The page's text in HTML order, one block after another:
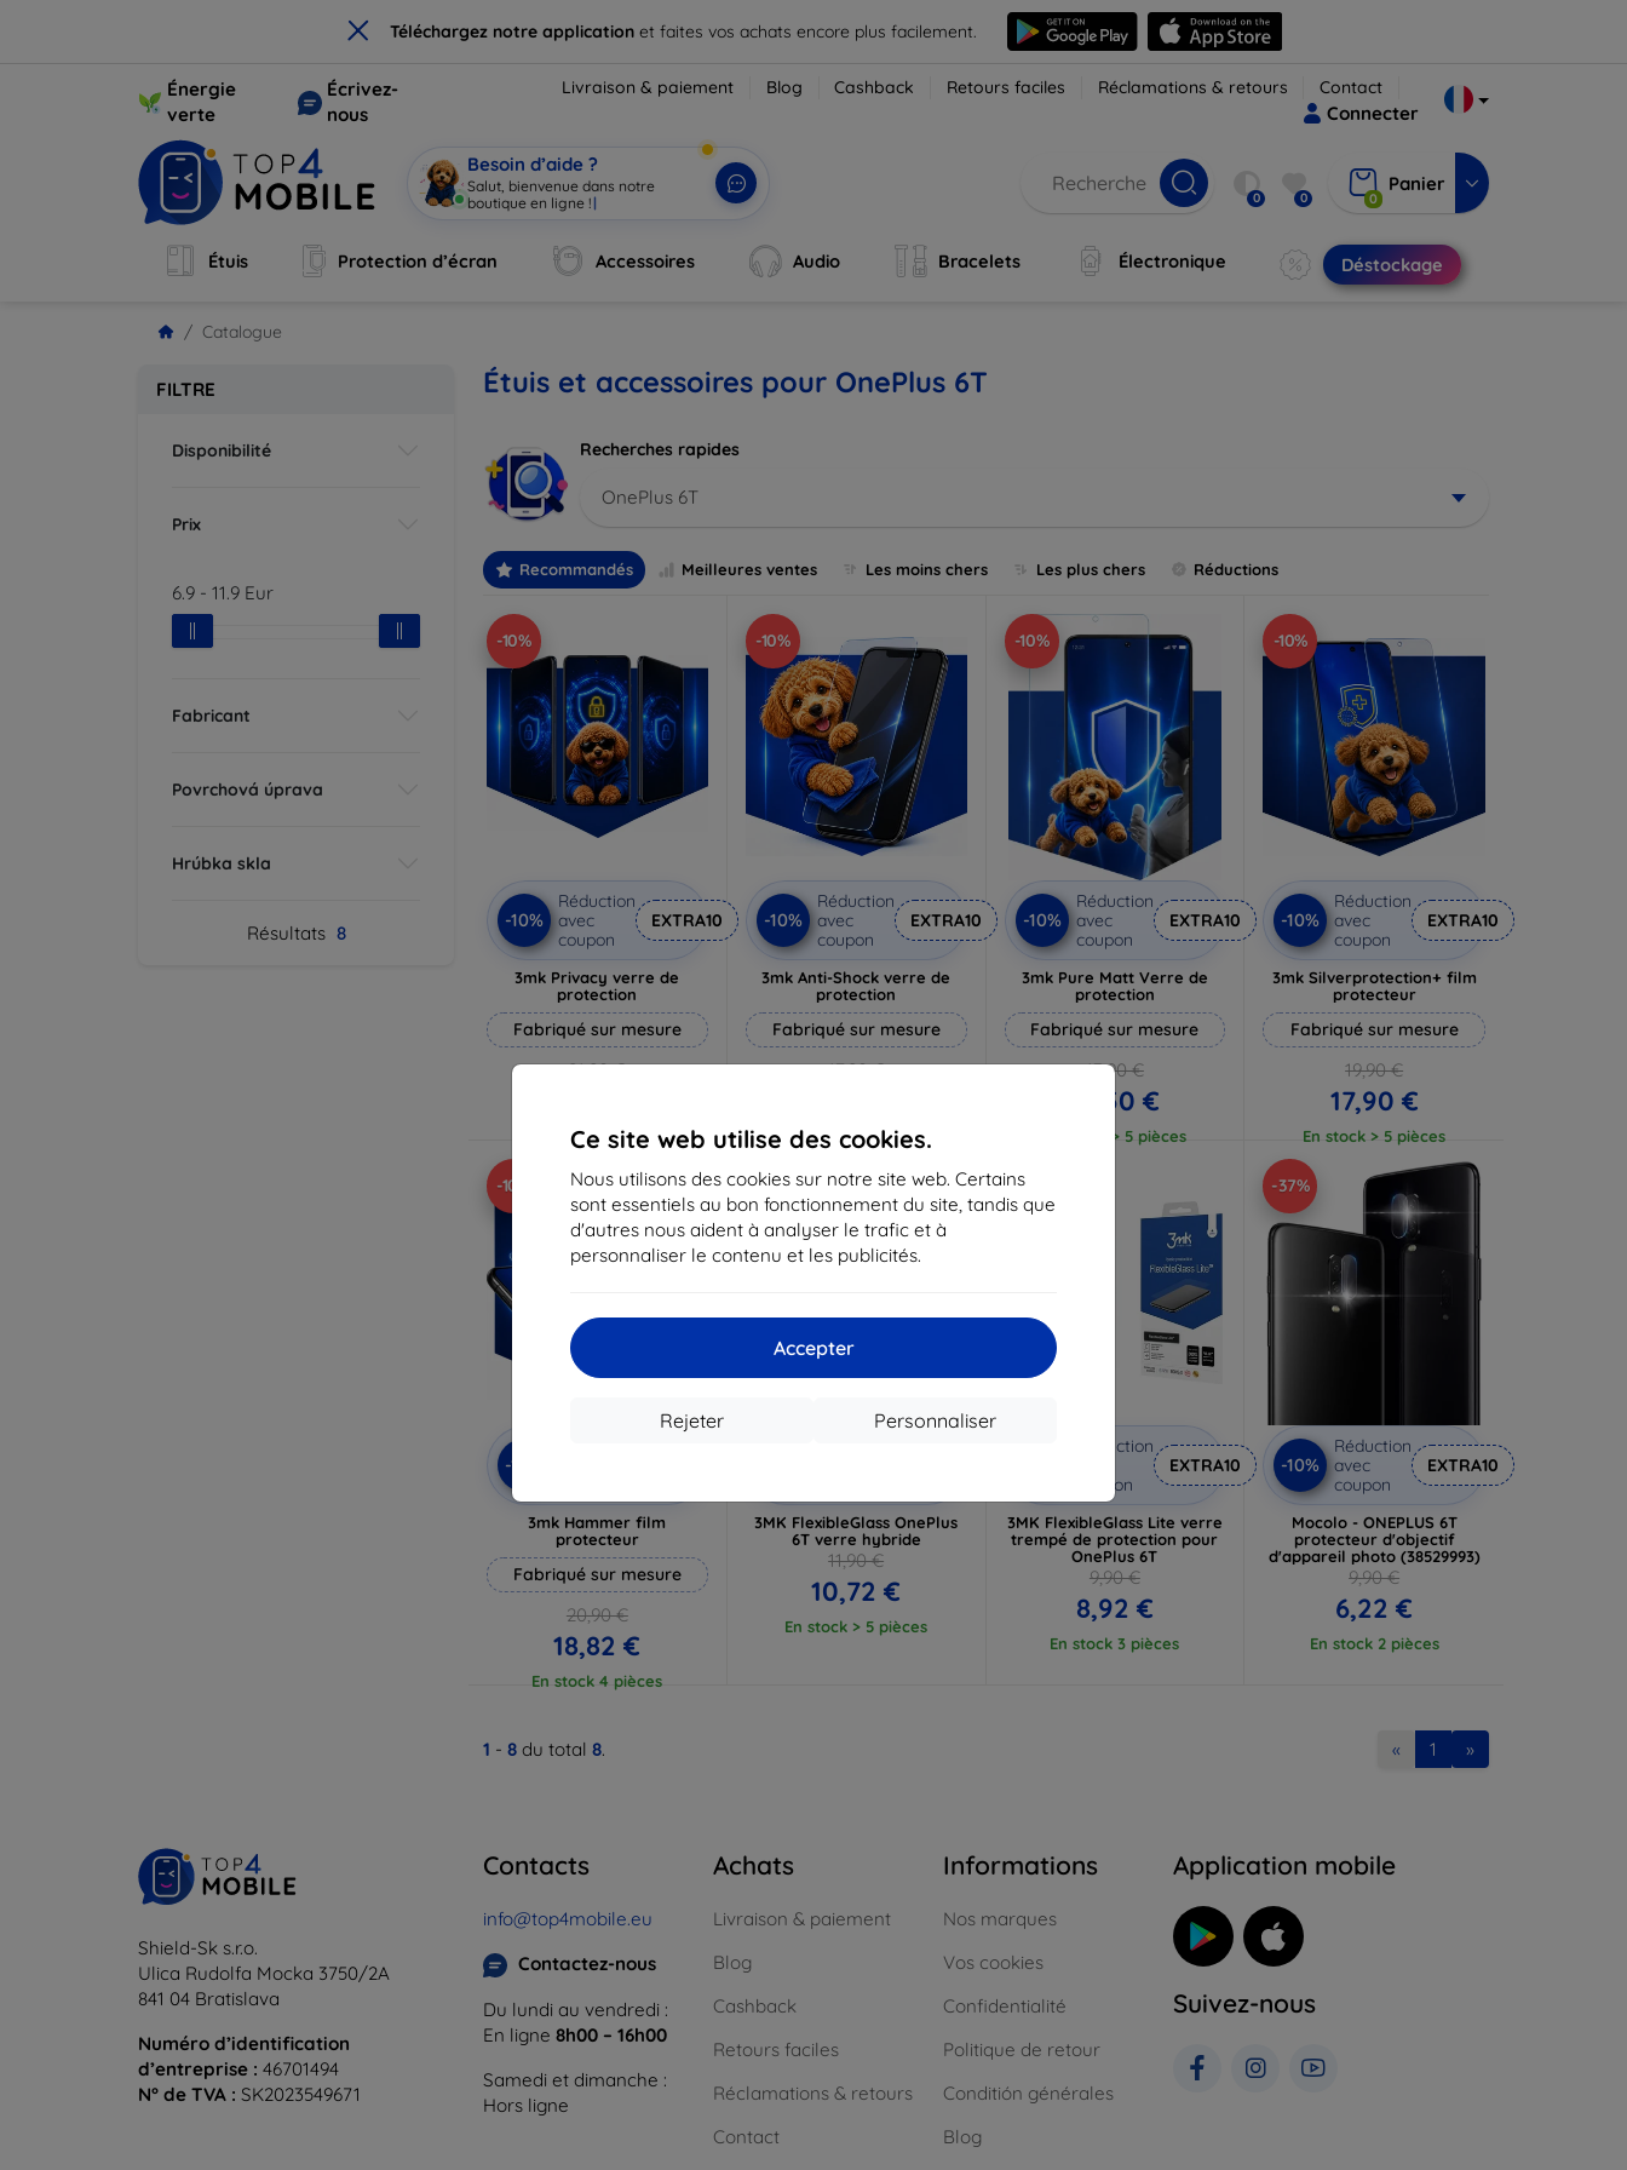
× Téléchargez notre application et faites vos achats encore plus facilement.
Ce site web utilise des cookies.
Nous utilisons des cookies sur notre site web. Certains
sont essentiels au bon fonctionnement du site, tandis que
d'autres nous aident à analyser le trafic et à
personnaliser le contenu et les publicités.
Accepter
Personnaliser
Rejeter
Énergie
verte
Écrivez-
nous
Livraison & paiement Blog Cashback Retours faciles Réclamations & retours Contact
Connecter
Besoin d’aide ?
Salut, bienvenue dans notre
boutique en ligne ! | 0 0 0
Panier
Étuis Protection d’écran Accessoires Audio Bracelets Électronique Déstockage
Catalogue
FILTRE
Disponibilité
Prix
6.9 - 11.9 Eur
Fabricant
Povrchová úprava
Hrúbka skla
Résultats 8
Étuis et accessoires pour OnePlus 6T
Recherches rapides
OnePlus 6T
Recommandés Meilleures ventes Les moins chers Les plus chers Réductions
-10%
-10%
Réduction
avec
coupon
EXTRA10
3mk Privacy verre de
protection
Fabriqué sur mesure
21,90 €
En stock 3 pièces
-10%
-10%
Réduction
avec
coupon
EXTRA10
3mk Anti-Shock verre de
protection
Fabriqué sur mesure
17,90 €
En stock > 5 pièces
-10%
-10%
Réduction
avec
coupon
EXTRA10
3mk Pure Matt Verre de
protection
Fabriqué sur mesure
13,90 €
12,50 €
En stock > 5 pièces
-10%
-10%
Réduction
avec
coupon
EXTRA10
3mk Silverprotection+ film
protecteur
Fabriqué sur mesure
19,90 €
17,90 €
En stock > 5 pièces
-10%
-10%
3mk Hammer film
protecteur
Fabriqué sur mesure
20,90 €
18,82 €
En stock 4 pièces
-10%
3MK FlexibleGlass OnePlus
6T verre hybride
11,90 €
10,72 €
En stock > 5 pièces
-10%
Réduction
coupon
EXTRA10
3MK FlexibleGlass Lite verre
trempé de protection pour
OnePlus 6T
9,90 €
8,92 €
En stock 3 pièces
-37%
-10%
Réduction
avec
coupon
EXTRA10
Mocolo - ONEPLUS 6T
protecteur d'objectif
d'appareil photo (38529993)
9,90 €
6,22 €
En stock 2 pièces
1 - 8 du total 8. « 1 »
Shield-Sk s.r.o.
Ulica Rudolfa Mocka 3750/2A
841 04 Bratislava
Numéro d’identification
d’entreprise : 46701494
N° de TVA : SK2023549671
Contacts
info@top4mobile.eu
Contactez-nous
Du lundi au vendredi :
En ligne 8h00 – 16h00
Samedi et dimanche :
Hors ligne
Achats
Livraison & paiement
Blog
Cashback
Retours faciles
Réclamations & retours
Contact
Informations
Nos marques
Vos cookies
Confidentialité
Politique de retour
Conditión générales
Blog
Application mobile
Suivez-nous